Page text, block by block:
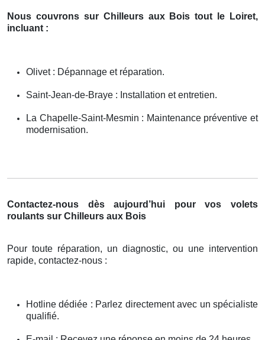
Nous couvrons sur Chilleurs aux Bois tout le Loiret,
incluant :
Olivet : Dépannage et réparation.
Saint-Jean-de-Braye : Installation et entretien.
La Chapelle-Saint-Mesmin : Maintenance préventive et
modernisation.
Contactez-nous dès aujourd’hui pour vos volets
roulants sur Chilleurs aux Bois
Pour toute réparation, un diagnostic, ou une intervention
rapide, contactez-nous :
Hotline dédiée : Parlez directement avec un spécialiste
qualifié.